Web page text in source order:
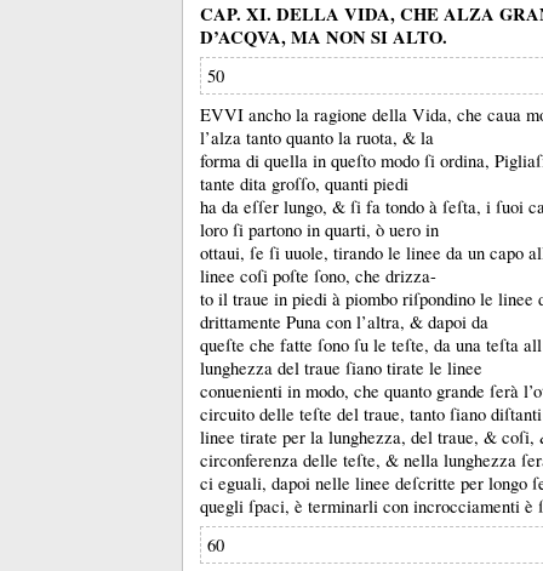
CAP. XI. DELLA VIDA, CHE ALZA
D’ACQVA, MA NON SI ALTO.
50
EVVI ancho la ragione della Vida, che caua
l’alza tanto quanto la ruota, & la
forma di quella in queſto modo ſi ordina,
tante dita groſſo, quanti piedi
ha da eſſer lungo, & ſi fa tondo à ſeſta, i ſuoi
loro ſi partono in quarti, ò uero in
ottaui, ſe ſi uuole, tirando le linee da un capo
linee coſi poſte ſono, che drizza-
to il traue in piedi à piombo riſpondino le linee
drittamente Puna con l’altra, & dapoi da
queſte che fatte ſono ſu le teſte, da una teſta
lunghezza del traue ſiano tirate le linee
conuenienti in modo, che quanto grande ſerà
circuito delle teſte del traue, tanto ſiano
linee tirate per la lunghezza, del traue, &
circonferenza delle teſte, & nella lunghezza
ci eguali, dapoi nelle linee deſcritte per longo
quegli ſpaci, è terminarli con incrocciamenti è
60